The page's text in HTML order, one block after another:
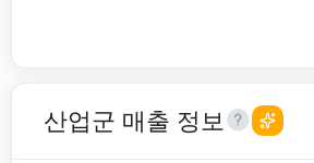
산업군 매출 정보